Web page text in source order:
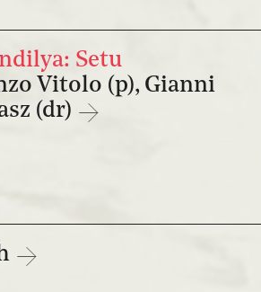
Setu
Vitolo (p), Gianni
(dr)